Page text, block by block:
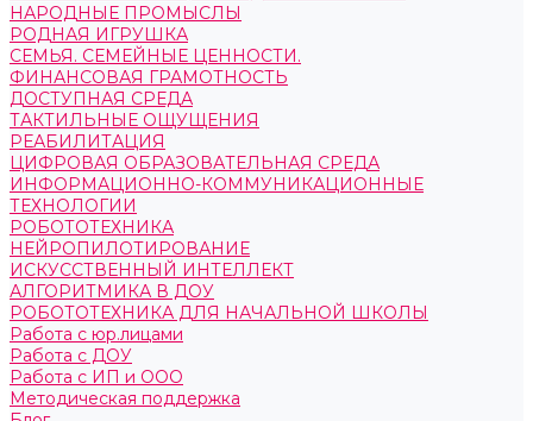
НАРОДНЫЕ ПРОМЫСЛЫ
РОДНАЯ ИГРУШКА
СЕМЬЯ. СЕМЕЙНЫЕ ЦЕННОСТИ.
ФИНАНСОВАЯ ГРАМОТНОСТЬ
ДОСТУПНАЯ СРЕДА
ТАКТИЛЬНЫЕ ОЩУЩЕНИЯ
РЕАБИЛИТАЦИЯ
ЦИФРОВАЯ ОБРАЗОВАТЕЛЬНАЯ СРЕДА
ИНФОРМАЦИОННО-КОММУНИКАЦИОННЫЕ
ТЕХНОЛОГИИ
РОБОТОТЕХНИКА
НЕЙРОПИЛОТИРОВАНИЕ
ИСКУССТВЕННЫЙ ИНТЕЛЛЕКТ
АЛГОРИТМИКА В ДОУ
РОБОТОТЕХНИКА ДЛЯ НАЧАЛЬНОЙ ШКОЛЫ
Работа с юр.лицами
Работа с ДОУ
Работа с ИП и ООО
Методическая поддержка